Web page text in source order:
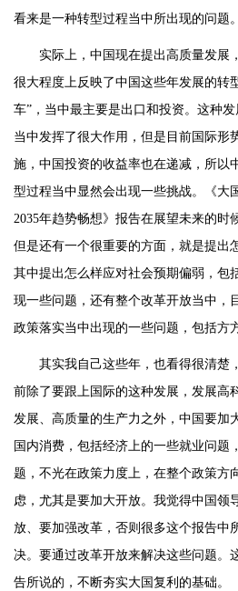
看来是一种转型过程当中所出现的问题。
实际上，中国现在提出高质量发展
很大程度上反映了中国这些年发展的转
车”，当中最主要是出口和投资。这种
当中发挥了很大作用，但是目前国际形
施，中国投资的收益率也在递减，所以
型过程当中显然会出现一些挑战。《大
2035年趋势畅想》报告在展望未来的时
但是还有一个很重要的方面，就是提出
其中提出怎么样应对社会预期偏弱，包
现一些问题，还有整个改革开放当中，
政策落实当中出现的一些问题，包括方
其实我自己这些年，也看得很清楚
前除了要跟上国际的这种发展，发展高
发展、高质量的生产力之外，中国要加
国内消费，包括经济上的一些就业问题
题，不光在政策力度上，在整个政策方
虑，尤其是要加大开放。我觉得中国领
放、要加强改革，否则很多这个报告中
决。要通过改革开放来解决这些问题。
告所说的，不断夯实大国复利的基础。